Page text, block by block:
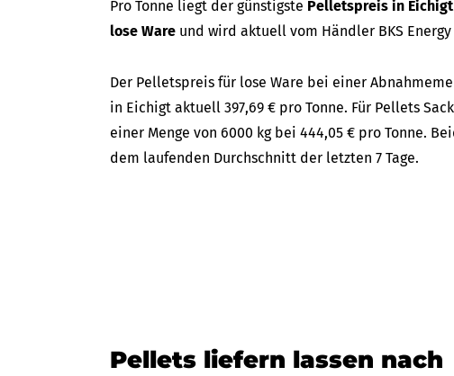
Pro Tonne liegt der günstigste Pelletspreis in Eichigt
lose Ware und wird aktuell vom Händler BKS
Der Pelletspreis für lose Ware bei einer
in Eichigt aktuell 397,69 € pro Tonne. Für Pellets
einer Menge von 6000 kg bei 444,05 € pro Tonne.
dem laufenden Durchschnitt der letzten 7 Tage.
Pellets liefern lassen nach